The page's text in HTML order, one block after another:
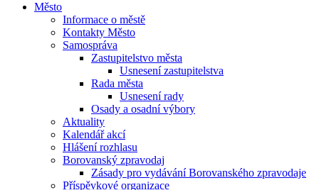
Město
Informace o městě
Kontakty Město
Samospráva
Zastupitelstvo města
Usnesení zastupitelstva
Rada města
Usnesení rady
Osady a osadní výbory
Aktuality
Kalendář akcí
Hlášení rozhlasu
Borovanský zpravodaj
Zásady pro vydávání Borovanského zpravodaje
Příspěvkové organizace